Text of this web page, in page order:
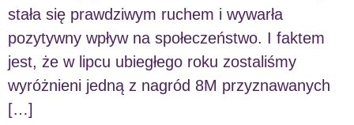
stała się prawdziwym ruchem i wywarła
pozytywny wpływ na społeczeństwo. I faktem
jest, że w lipcu ubiegłego roku zostaliśmy
wyróżnieni jedną z nagród 8M przyznawanych
[…]